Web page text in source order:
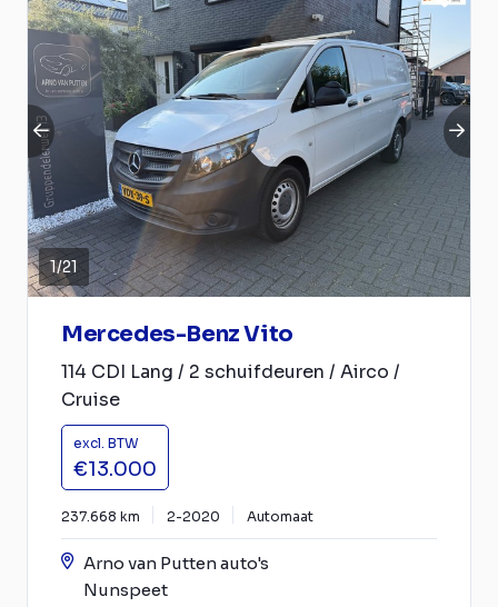
1/21
Mercedes-Benz Vito
114 CDI Lang / 2 schuifdeuren / Airco /
Cruise
excl. BTW
€13.000
237.668 km 2-2020 Automaat
Arno van Putten auto's
Nunspeet